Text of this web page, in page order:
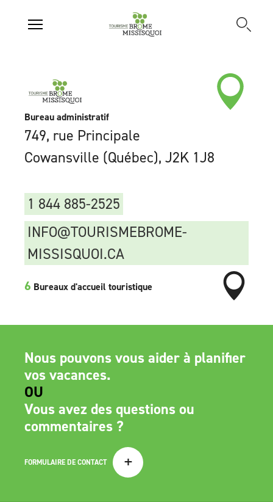
Bureau administratif
749, rue Principale
Cowansville (Québec), J2K 1J8
1 844 885-2525
INFO@TOURISMEBROME-
MISSISQUOI.CA
6 Bureaux d'accueil touristique
Nous pouvons vous aider à planifier
vos vacances.
OU
Vous avez des questions ou
commentaires ?
FORMULAIRE DE CONTACT +